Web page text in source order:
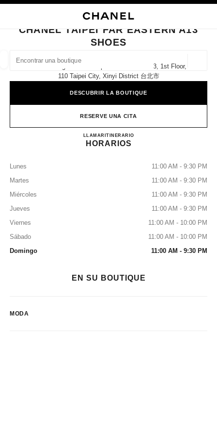
BUSCAR UNA BOUTIQUE
las sugerencias se muestran debajo de esta barra de búsqueda
0 Sugerencias disponibles
CERRAR TARJETA DE BOUTIQUE CHANEL TAIPEI FAR EASTERN A13
CHANEL TAIPEI FAR EASTERN A13
SHOES
No. 58 Songren Road Taipei Far Eastern A13, 1st Floor,
110 Taipei City, Xinyi District 台北市
DESCUBRIR LA BOUTIQUE
RESERVE UNA CITA
LLAMAR0080 149 1677
ITINERARIOCHANEL Taipei Far Eastern
HORARIOS
Lunes
11:00 AM - 9:30 PM
Martes
11:00 AM - 9:30 PM
Miércoles
11:00 AM - 9:30 PM
Jueves
11:00 AM - 9:30 PM
Viernes
11:00 AM - 10:00 PM
Sábado
11:00 AM - 10:00 PM
Domingo
11:00 AM - 9:30 PM
EN SU BOUTIQUE
MODA
filtros
resultado de los filtros por: